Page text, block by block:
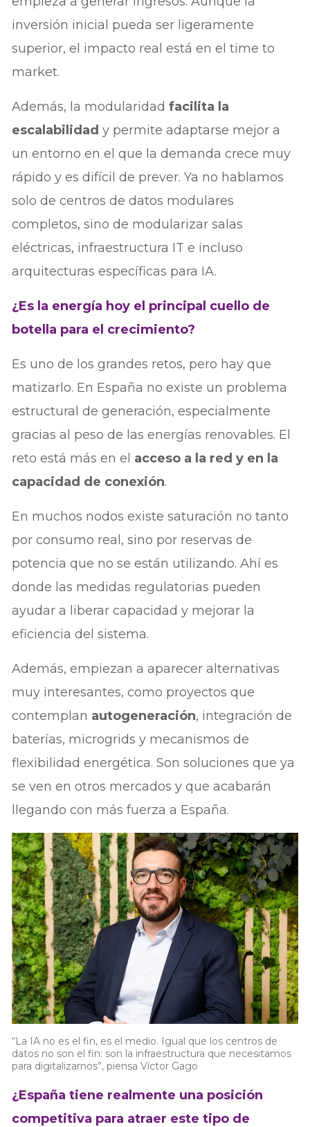
inversión inicial pueda ser ligeramente
superior, el impacto real está en el time to
market.
Además, la modularidadfacilita la
escalabilidad y permite adaptarse mejor a
un entorno en el que la demanda crece muy
rápido y es difícil de prever. Ya no hablamos
solo de centros de datos modulares
completos, sino de modularizar salas
eléctricas, infraestructura IT e incluso
arquitecturas específicas para IA.
¿Es la energía hoy el principal cuello de
botella para el crecimiento?
Es uno de los grandes retos, pero hay que
matizarlo. En España no existe un problema
estructural de generación, especialmente
gracias al peso de las energías renovables. El
reto está más en el acceso a la red y en la
capacidad de conexión.
En muchos nodos existe saturación no tanto
por consumo real, sino por reservas de
potencia que no se están utilizando. Ahí es
donde las medidas regulatorias pueden
ayudar a liberar capacidad y mejorar la
eficiencia del sistema.
Además, empiezan a aparecer alternativas
muy interesantes, como proyectos que
contemplan autogeneración, integración de
baterías, microgrids y mecanismos de
flexibilidad energética. Son soluciones que ya
se ven en otros mercados y que acabarán
llegando con más fuerza a España.
“La IA no es el fin, es el medio. Igual que los centros de
datos no son el fin: son la infraestructura que necesitamos
para digitalizarnos”, piensa Víctor Gago
¿España tiene realmente una posición
competitiva para atraer este tipo de